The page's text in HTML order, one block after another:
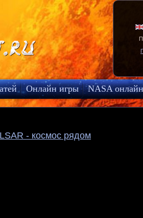
Онлайн игры
NASA онлайн
- космос рядом